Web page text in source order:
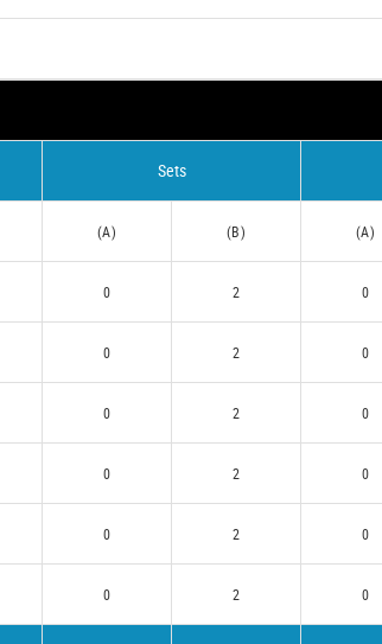
Sets
(A) (B) (A)
0 2 0
0 2 0
0 2 0
0 2 0
0 2 0
0 2 0